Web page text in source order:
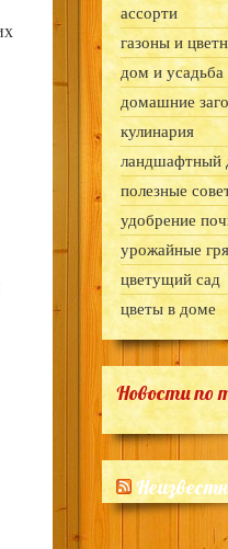
ассорти
газоны и
дом и усадьба
домашние
кулинария
ландшафтный
полезные
удобрение
урожайные
цветущий сад
цветы в доме
Новости по